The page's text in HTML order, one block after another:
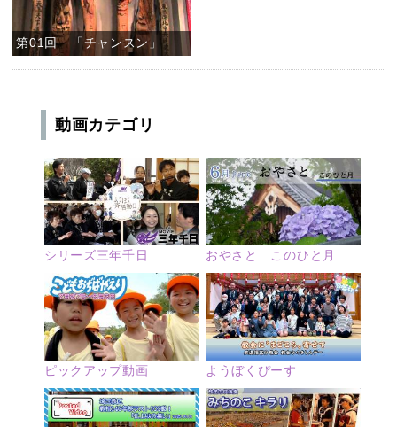
第01回 「チャンスン」
動画カテゴリ
シリーズ三年千日 おやさと このひと月
ピックアップ動画 ようぼくぴーす